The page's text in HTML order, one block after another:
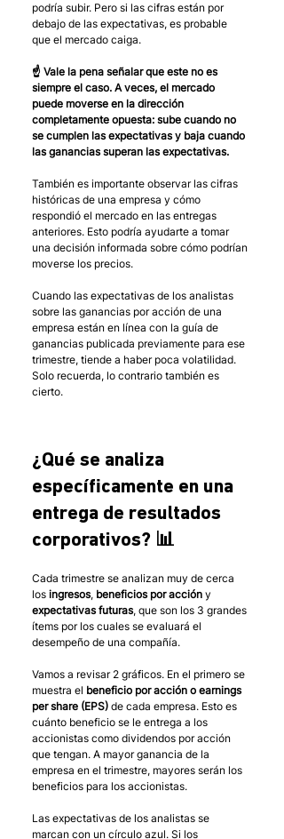
podría subir. Pero si las cifras están por
debajo de las expectativas, es probable
que el mercado caiga.
☝️ Vale la pena señalar que este no es
siempre el caso. A veces, el mercado
puede moverse en la dirección
completamente opuesta: sube cuando no
se cumplen las expectativas y baja cuando
las ganancias superan las expectativas.
También es importante observar las cifras
históricas de una empresa y cómo
respondió el mercado en las entregas
anteriores. Esto podría ayudarte a tomar
una decisión informada sobre cómo podrían
moverse los precios.
Cuando las expectativas de los analistas
sobre las ganancias por acción de una
empresa están en línea con la guía de
ganancias publicada previamente para ese
trimestre, tiende a haber poca volatilidad.
Solo recuerda, lo contrario también es
cierto.
¿Qué se analiza
específicamente en una
entrega de resultados
corporativos? 📊
Cada trimestre se analizan muy de cerca
los ingresos, beneficios por acción y
expectativas futuras, que son los 3 grandes
ítems por los cuales se evaluará el
desempeño de una compañía.
Vamos a revisar 2 gráficos. En el primero se
muestra el beneficio por acción o earnings
per share (EPS) de cada empresa. Esto es
cuánto beneficio se le entrega a los
accionistas como dividendos por acción
que tengan. A mayor ganancia de la
empresa en el trimestre, mayores serán los
beneficios para los accionistas.
Las expectativas de los analistas se
marcan con un círculo azul. Si los